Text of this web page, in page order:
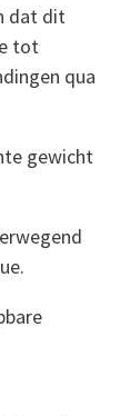
dat dit
tot
qua
gewicht